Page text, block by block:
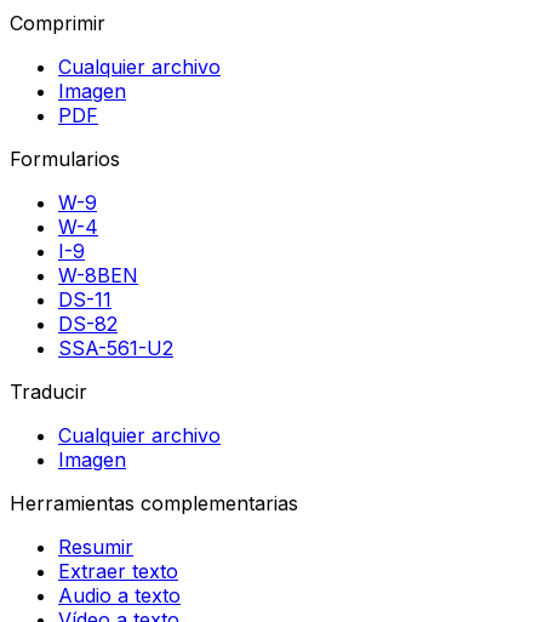
Comprimir
Cualquier archivo
Imagen
PDF
Formularios
W-9
W-4
I-9
W-8BEN
DS-11
DS-82
SSA-561-U2
Traducir
Cualquier archivo
Imagen
Herramientas complementarias
Resumir
Extraer texto
Audio a texto